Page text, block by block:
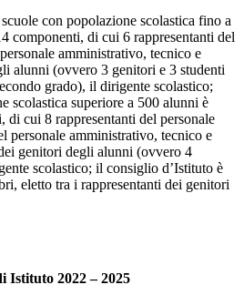
con popolazione scolastica fino a
componenti, di cui 6 rappresentanti del
amministrativo, tecnico e
alunni (ovvero 3 genitori e 3 studenti
grado), il dirigente scolastico;
scolastica superiore a 500 alunni è
di cui 8 rappresentanti del personale
personale amministrativo, tecnico e
genitori degli alunni (ovvero 4
scolastico; il consiglio d’Istituto è
eletto tra i rappresentanti dei genitori
Istituto 2022 – 2025